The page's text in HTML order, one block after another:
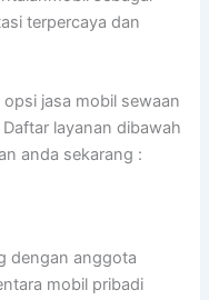
terpercaya dan
jasa mobil sewaan
layanan dibawah
anda sekarang :
dengan anggota
mobil pribadi